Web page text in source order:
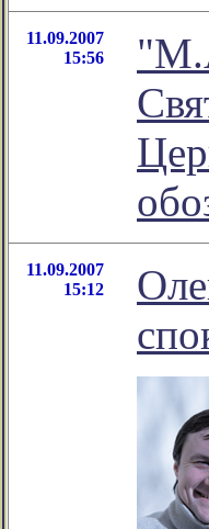
11.09.2007
15:56
11.09.2007
15:12